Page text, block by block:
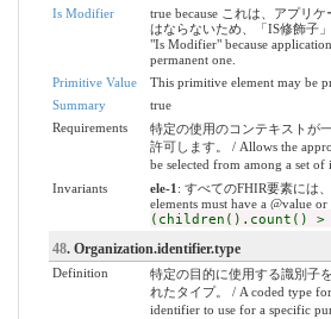
Is Modifier
true because これは、アプリ
はならないため、「IS修飾子
"Is Modifier" because
permanent one.
Primitive Value
This primitive element may be
Summary
true
Requirements
特定の使用のコンテキストが
許可します。 / Allows the
be selected from among a set of
Invariants
ele-1 : すべてのFHIR要素には
elements must have a @value
(children().count()
48. Organization.identifier.type
Definition
特定の目的に使用する識別子
れたタイプ。 / A coded type
identifier to use for a specific